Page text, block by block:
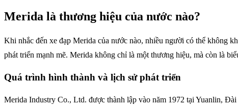
Merida là thương hiệu của nước nào?
Khi nhắc đến xe đạp Merida của nước nào, nhiều người có thể không
phát triển mạnh mẽ. Merida không chỉ là một thương hiệu, mà còn là
Quá trình hình thành và lịch sử phát triển
Merida Industry Co., Ltd. được thành lập vào năm 1972 tại Yuanlin,